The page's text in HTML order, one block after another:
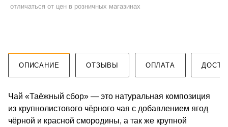
отличаться от цен в розничных магазинах
ОПИСАНИЕ ОТЗЫВЫ ОПЛАТА
Чай «Таёжный сбор» — это натуральная композиция
из крупнолистового чёрного чая с добавлением ягод
чёрной и красной смородины, а так же крупной